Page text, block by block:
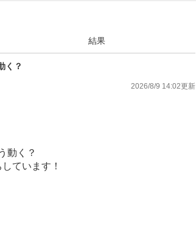
結果
く？
2026/8/9 14:02更新
動く？
ています！